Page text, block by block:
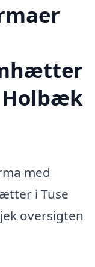
Holbæk
med
i Tuse
oversigten